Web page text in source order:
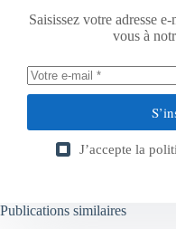
Saisissez votre adresse
vous à
J’accepte la
Publications similaires